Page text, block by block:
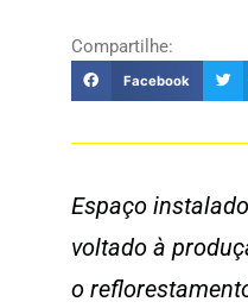
Compartilhe:
Facebook
Espaço
voltado à
o